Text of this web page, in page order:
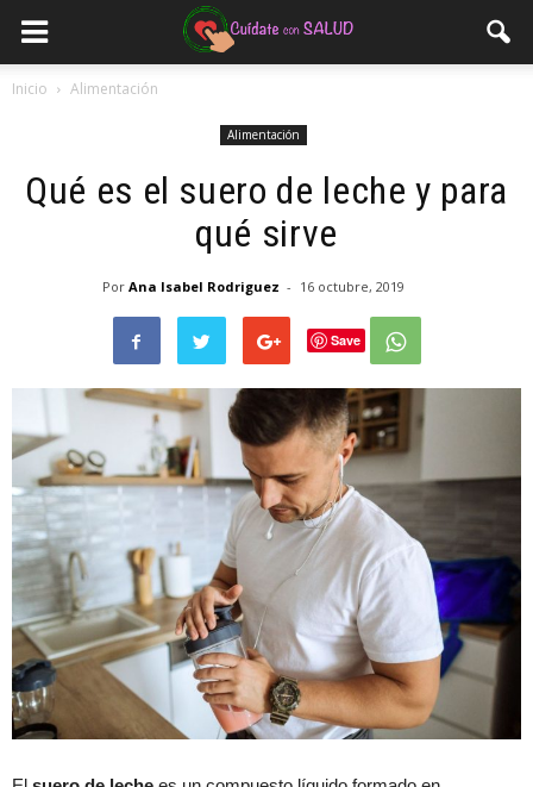
Inicio Alimentación
Alimentación
Qué es el suero de leche y para
qué sirve
Por Ana Isabel Rodriguez - 16 octubre, 2019
Save